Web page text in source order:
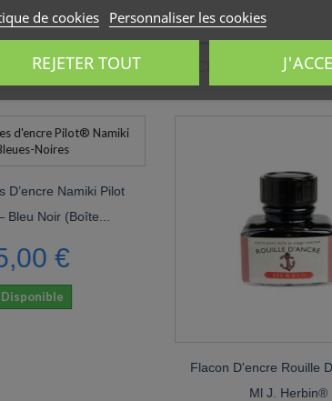
CLIENTS QUI ONT ACHETÉ CE PRODUIT
Pilot
Flacon D'encre Rouille D'Encre 30
Ml J. Herbin®
de cookies Personnaliser les cookies
REJETER TOUT